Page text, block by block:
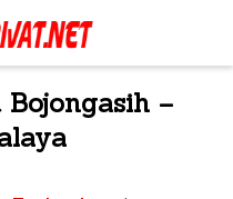
Bojongasih –